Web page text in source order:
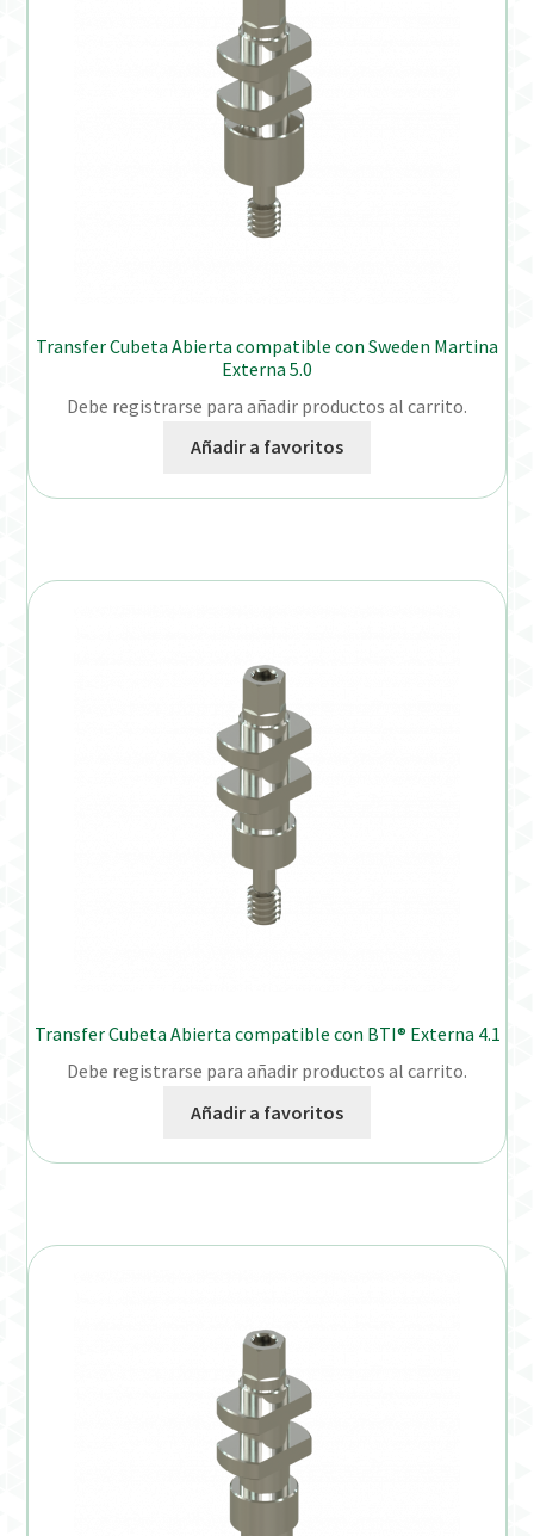
Transfer Cubeta Abierta compatible con Sweden Martina
Externa 5.0
Debe registrarse para añadir productos al carrito.
Añadir a favoritos
Transfer Cubeta Abierta compatible con BTI® Externa 4.1
Debe registrarse para añadir productos al carrito.
Añadir a favoritos